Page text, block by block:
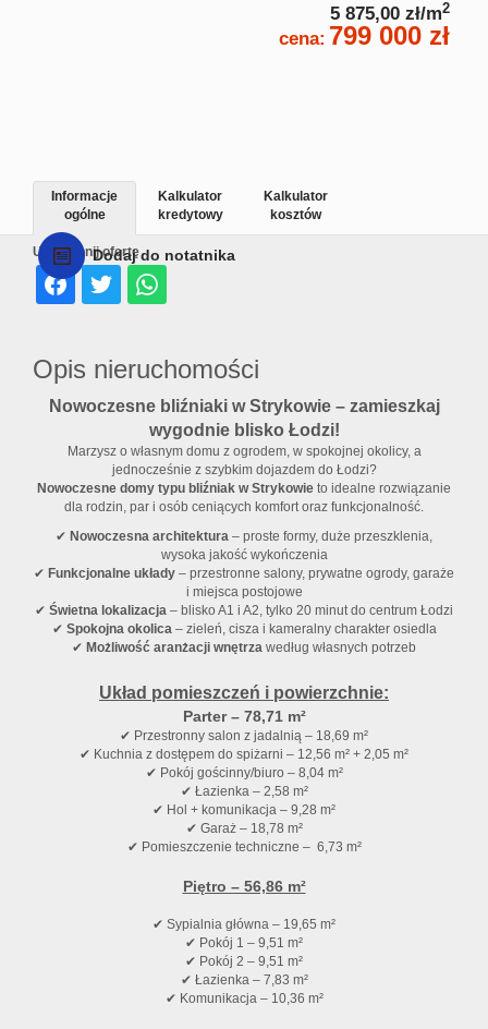
5 875,00 zł/m2
cena: 799 000 zł
Dodaj do notatnika
Udostępnij ofertę
Informacje
ogólne
Kalkulator
kredytowy
Kalkulator
kosztów
Opis nieruchomości
Nowoczesne bliźniaki w Strykowie – zamieszkaj
wygodnie blisko Łodzi!
Marzysz o własnym domu z ogrodem, w spokojnej okolicy, a
jednocześnie z szybkim dojazdem do Łodzi?
Nowoczesne domy typu bliźniak w Strykowie to idealne rozwiązanie
dla rodzin, par i osób ceniących komfort oraz funkcjonalność.
✔ Nowoczesna architektura – proste formy, duże przeszklenia,
wysoka jakość wykończenia
✔ Funkcjonalne układy – przestronne salony, prywatne ogrody, garaże
i miejsca postojowe
✔ Świetna lokalizacja – blisko A1 i A2, tylko 20 minut do centrum Łodzi
✔ Spokojna okolica– zieleń, cisza i kameralny charakter osiedla
✔ Możliwość aranżacji wnętrza według własnych potrzeb
Układ pomieszczeń i powierzchnie:
Parter – 78,71 m²
✔ Przestronny salon z jadalnią – 18,69 m²
✔ Kuchnia z dostępem do spiżarni – 12,56 m² + 2,05 m²
✔ Pokój gościnny/biuro – 8,04 m²
✔ Łazienka – 2,58 m²
✔ Hol + komunikacja – 9,28 m²
✔ Garaż – 18,78 m²
✔ Pomieszczenie techniczne – 6,73 m²
Piętro – 56,86 m²
✔ Sypialnia główna – 19,65 m²
✔ Pokój 1 – 9,51 m²
✔ Pokój 2 – 9,51 m²
✔ Łazienka – 7,83 m²
✔ Komunikacja – 10,36 m²